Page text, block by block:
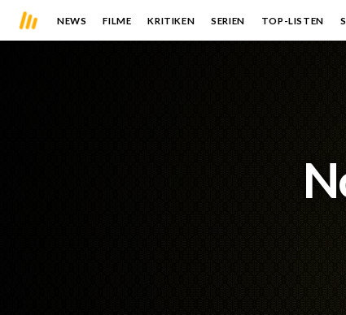
NEWS FILME KRITIKEN SERIEN TOP-LISTEN